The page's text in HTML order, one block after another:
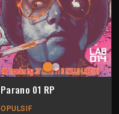
Parano 01 RP
OPULSIF